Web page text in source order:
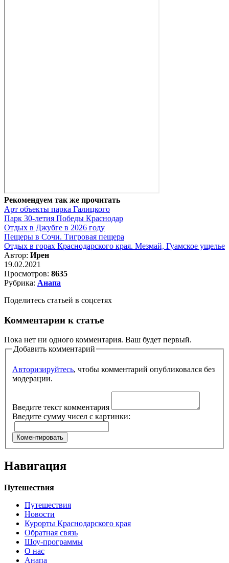
Рекомендуем так же прочитать
Арт объекты парка Галицкого
Парк 30-летия Победы Краснодар
Отдых в Джубге в 2026 году
Пещеры в Сочи. Тигровая пещера
Отдых в горах Краснодарского края. Мезмай, Гуамское ущелье
Автор: Ирен
19.02.2021
Просмотров: 8635
Рубрика: Анапа
Поделитесь статьей в соцсетях
Комментарии к статье
Пока нет ни одного комментария. Ваш будет первый.
Добавить комментарий
Авторизируйтесь, чтобы комментарий опубликовался без
модерации.
Введите текст комментария
Введите сумму чисел с картинки:
Навигация
Путешествия
Путешествия
Новости
Курорты Краснодарского края
Обратная связь
Шоу-программы
О нас
Анапа